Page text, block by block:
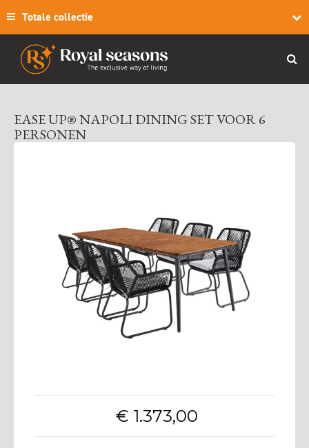
Totale collectie
EASE UP® NAPOLI DINING SET VOOR 6
PERSONEN
€ 1.373,00